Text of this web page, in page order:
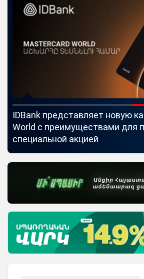
IDBank представляет новую
World с преимуществами для
специальной акцией